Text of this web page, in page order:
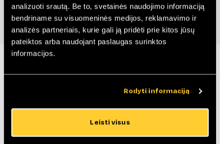
analizuoti srautą. Be to, svetainės naudojimo informaciją
bendriname su visuomeninės medijos, reklamavimo ir
analizės partneriais, kurie gali ją pridėti prie kitos jūsų
pateiktos arba naudojant paslaugas surinktos
informacijos.
Rodyti informaciją
Leisti visus
Papildoma informacija